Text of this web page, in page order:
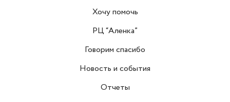
Хочу помочь
РЦ “Аленка”
Говорим спасибо
Новость и события
Отчеты